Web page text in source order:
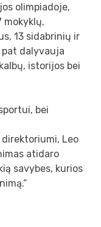
olimpiadoje,
mokyklų,
13 sidabrinių ir
pat dalyvauja
istorijos bei
bei
Leo
atidaro
savybes, kurios